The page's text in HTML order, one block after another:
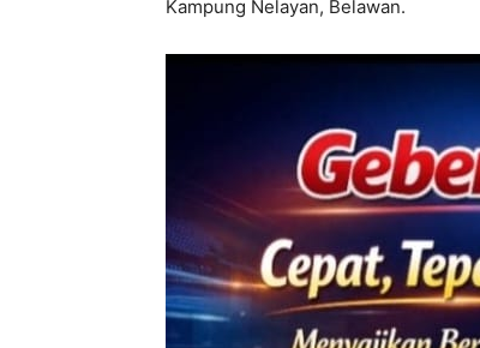
Kampung Nelayan, Belawan.